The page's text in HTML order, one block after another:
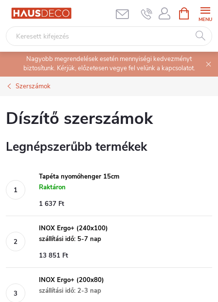
Ugrás
tartalomhoz
KOSÁR
Nagyobb megrendelések esetén mennyiségi kedvezményt
biztosítunk. Kérjük, előzetesen vegye fel velünk a kapcsolatot.
Szerszámok
Díszítő szerszámok
Legnépszerűbb termékek
Tapéta nyomóhenger 15cm
Raktáron
1 637 Ft
INOX Ergo+ (240x100)
szállítási idő: 5-7 nap
13 851 Ft
INOX Ergo+ (200x80)
szállítási idő: 2-3 nap